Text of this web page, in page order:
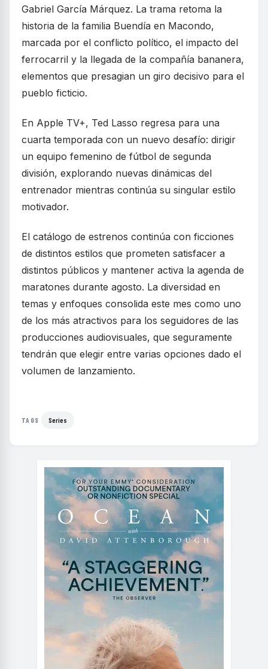
Gabriel García Márquez. La trama retoma la
historia de la familia Buendía en Macondo,
marcada por el conflicto político, el impacto del
ferrocarril y la llegada de la compañía bananera,
elementos que presagian un giro decisivo para el
pueblo ficticio.
En Apple TV+, Ted Lasso regresa para una
cuarta temporada con un nuevo desafío: dirigir
un equipo femenino de fútbol de segunda
división, explorando nuevas dinámicas del
entrenador mientras continúa su singular estilo
motivador.
El catálogo de estrenos continúa con ficciones
de distintos estilos que prometen satisfacer a
distintos públicos y mantener activa la agenda de
maratones durante agosto. La diversidad en
temas y enfoques consolida este mes como uno
de los más atractivos para los seguidores de las
producciones audiovisuales, que seguramente
tendrán que elegir entre varias opciones dado el
volumen de lanzamiento.
TAGS Series